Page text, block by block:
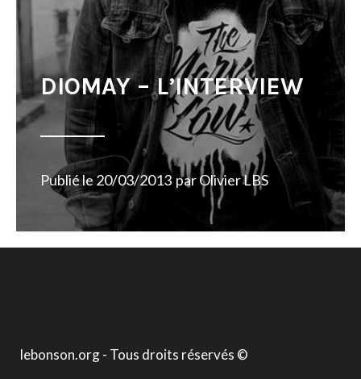
DIOMAY – L’INTERVIEW
Publié le20/03/2013 parOlivier LBS
lebonson.org - Tous droits réservés ©